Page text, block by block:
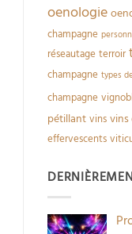
oenologie
champagne
réseautage terroir
champagne types
champagne
pétillant vins vins
effervescents